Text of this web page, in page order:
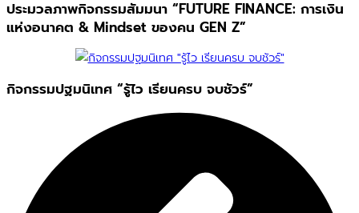
ประมวลภาพกิจกรรมสัมมนา “FUTURE FINANCE: การเงิน
แห่งอนาคต & Mindset ของคน GEN Z”
กิจกรรมปฐมนิเทศ “รู้ไว เรียนครบ จบชัวร์”